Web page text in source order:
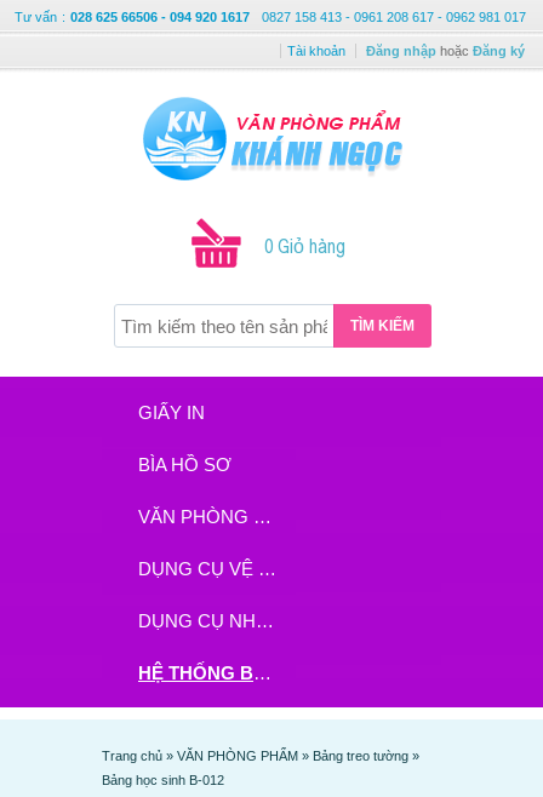
Tư vấn : 028 625 66506 - 094 920 1617 0827 158 413 - 0961 208 617 - 0962 981 017
Tài khoản Đăng nhập hoặc Đăng ký
0 Giỏ hàng
TÌM KIẾM
GIẤY IN
BÌA HỒ SƠ
VĂN PHÒNG PHẨM
DỤNG CỤ VỆ SINH
DỤNG CỤ NHÀ BẾP
HỆ THỐNG BHX - TGDĐ ĐẶT HÀNG TẠI ĐÂY
Trang chủ » VĂN PHÒNG PHẨM » Bảng treo tường »
Bảng học sinh B-012